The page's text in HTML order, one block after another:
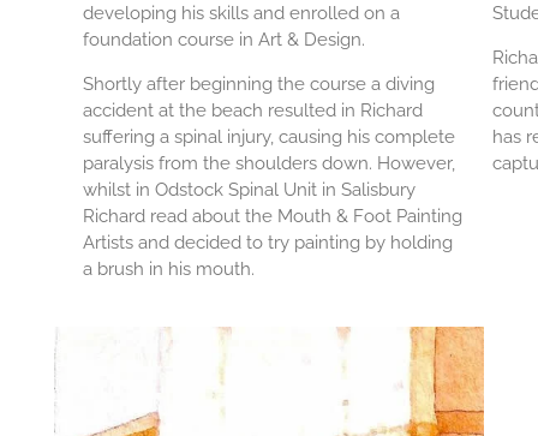
developing his skills and enrolled on a
foundation course in Art & Design.
Shortly after beginning the course a diving
accident at the beach resulted in Richard
suffering a spinal injury, causing his complete
paralysis from the shoulders down. However,
whilst in Odstock Spinal Unit in Salisbury
Richard read about the Mouth & Foot Painting
Artists and decided to try painting by holding
a brush in his mouth.
has